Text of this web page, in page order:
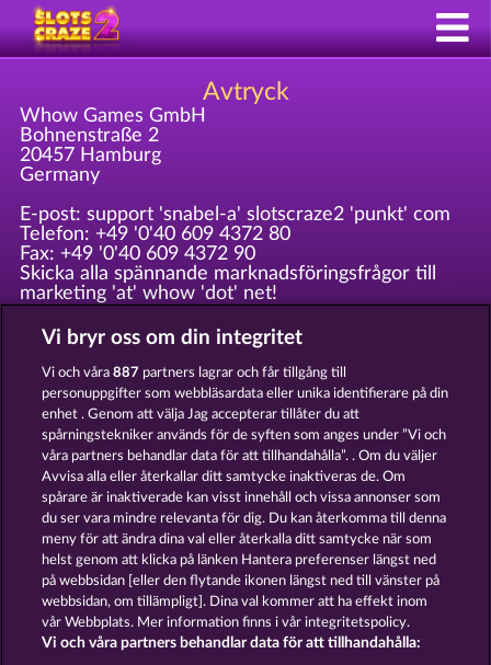
Avtryck
Whow Games GmbH
Bohnenstraße 2
20457 Hamburg
Germany
E-post: support 'snabel-a' slotscraze2 'punkt' com
Telefon: +49 '0'40 609 4372 80
Fax: +49 '0'40 609 4372 90
Skicka alla spännande marknadsföringsfrågor till
marketing 'at' whow 'dot' net!
Registrerad vid Amtsgericht Hamburg HRB 126 959
VD: Giovanni Valeriota, Jaeyoung Choi
Skattenummer: DE294031346
Användarvillkor Sekretesspolicy Avtryck
Om Företaget FAQ Facebook
Skicka in en begäran om att ångra köpet
Vi bryr oss om din integritet
Vi och våra887 partners lagrar och får tillgång till
personuppgifter som webbläsardata eller unika identifierare på din
enhet . Genom att välja Jag accepterar tillåter du att
spårningstekniker används för de syften som anges under ”Vi och
våra partners behandlar data för att tillhandahålla”. . Om du väljer
Avvisa alla eller återkallar ditt samtycke inaktiveras de. Om
spårare är inaktiverade kan visst innehåll och vissa annonser som
du ser vara mindre relevanta för dig. Du kan återkomma till denna
meny för att ändra dina val eller återkalla ditt samtycke när som
helst genom att klicka på länken Hantera preferenser längst ned
på webbsidan [eller den flytande ikonen längst ned till vänster på
webbsidan, om tillämpligt]. Dina val kommer att ha effekt inom
vår Webbplats. Mer information finns i vår integritetspolicy.
Vi och våra partners behandlar data för att tillhandahålla: